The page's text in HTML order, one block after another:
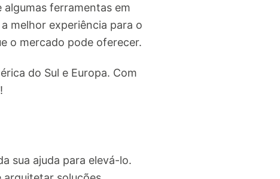
ferramentas em
melhor experiência para o
o mercado pode oferecer.
do Sul e Europa. Com
sua ajuda para elevá-lo.